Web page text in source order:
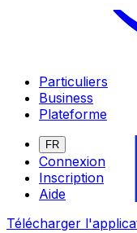
Particuliers
Business
Plateforme
FR
Connexion
Inscription
Aide
Télécharger